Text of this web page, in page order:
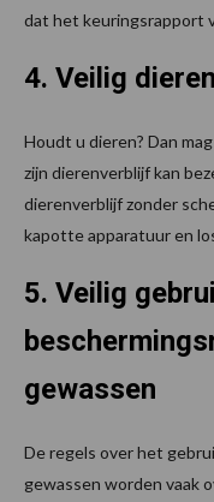
dat het keuringsrapport
4. Veilig
Houdt u dieren? Dan
zijn dierenverblijf kan
dierenverblijf zonder
kapotte apparatuur en
5. Veilig
gewassen
De regels over het
gewassen worden vaak